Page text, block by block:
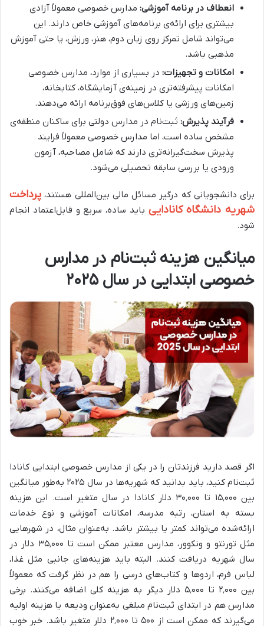
انعطاف در برنامه آموزشی: مدارس خصوصی معمولاً آزادی
بیشتری برای ارائه‌ی برنامه‌های آموزشی خاص دارند. این
می‌تواند شامل تمرکز روی زبان دوم، هنر، ورزش، یا حتی آموزش
مذهبی باشد.
امکانات و تجهیزات: در بسیاری از موارد، مدارس خصوصی
امکانات پیشرفته‌تری در زمینه‌ی آزمایشگاه، کتابخانه،
زمین‌های ورزشی یا کلاس‌های فوق‌برنامه ارائه می‌دهند.
فرآیند پذیرش: ثبت‌نام در مدارس دولتی برای ساکنان منطقه‌ی
مشخص ساده است، اما مدارس خصوصی معمولاً فرایند
پذیرش سخت‌گیرانه‌تری دارند که شامل مصاحبه، آزمون
ورودی یا بررسی سابقه تحصیلی می‌شود.
برای دانشجویانی که درگیر مسائل مالی بین‌المللی هستند، پرداخت
شهریه دانشگاه کانادایی باید ساده، سریع و قابل‌اعتماد انجام
شود.
میانگین هزینه ثبت‌نام در مدارس
خصوصی ابتدایی در سال ۲۰۲۵
اگر قصد دارید فرزندتان را در یکی از مدارس خصوصی ابتدایی کانادا
ثبت‌نام کنید، باید بدانید که شهریه‌ها در سال ۲۰۲۵ به‌طور میانگین
بین ۱۵٬۰۰۰ تا ۳۰٬۰۰۰ دلار کانادا در سال متغیر است. این هزینه
بسته به استان، رتبه مدرسه، امکانات آموزشی و نوع خدمات
ارائه‌شده می‌تواند کمتر یا بیشتر باشد. به‌عنوان مثال، در شهرهایی
مثل تورنتو و ونکوور، مدارس معتبر ممکن است تا ۳۵٬۰۰۰ دلار در
سال شهریه دریافت کنند. البته باید هزینه‌های جانبی مثل غذا،
لباس فرم، اردوها و کتاب‌های درسی را هم در نظر گرفت که معمولاً
بین ۲٬۰۰۰ تا ۵٬۰۰۰ دلار دیگر به هزینه کلی اضافه می‌کنند. برخی
مدارس هم در ابتدای ثبت‌نام مبلغی به‌عنوان ودیعه یا هزینه اولیه
می‌گیرند که ممکن است از ۵۰۰ تا ۲٬۰۰۰ دلار متغیر باشد. خبر خوب